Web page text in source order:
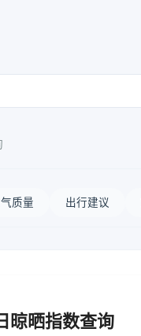
质量 出行建议
晾晒指数查询